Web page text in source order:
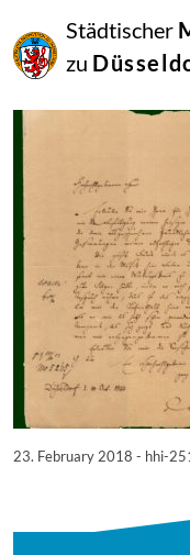
Städtischer
zu
Februar
2018
Netkotec
23. February 2018 - hhi-